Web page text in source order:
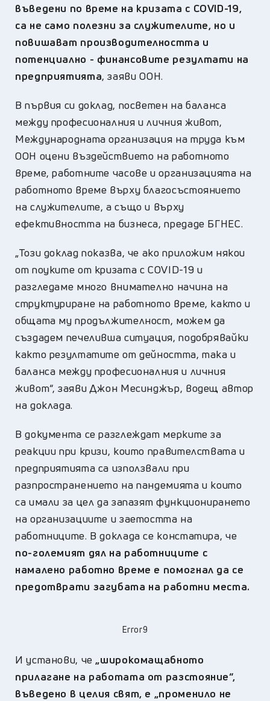
въведени по време на кризата с COVID-19,
са не само полезни за служителите, но и
повишават производителността и
потенциално - финансовите резултати на
предприятията, заяви ООН.
В първия си доклад, посветен на баланса
между професионалния и личния живот,
Международната организация на труда към
ООН оцени въздействието на работното
време, работните часове и организацията на
работното време върху благосъстоянието
на служителите, а също и върху
ефективността на бизнеса, предаде БГНЕС.
„Този доклад показва, че ако приложим някои
от поуките от кризата с COVID-19 и
разгледаме много внимателно начина на
структуриране на работното време, както и
общата му продължителност, можем да
създадем печеливша ситуация, подобрявайки
както резултатите от дейността, така и
баланса между професионалния и личния
живот“, заяви Джон Месинджър, водещ автор
на доклада.
В документа се разглеждат мерките за
реакции при кризи, които правителствата и
предприятията са използвали при
разпространението на пандемията и които
са имали за цел да запазят функционирането
на организациите и заетостта на
работниците. В доклада се констатира, че
по-големият дял на работниците с
намалено работно време е помогнал да се
предотврати загубата на работни места.
Error9
И установи, че„широкомащабното
прилагане на работата от разстояние“,
въведено в целия свят, е „променило не